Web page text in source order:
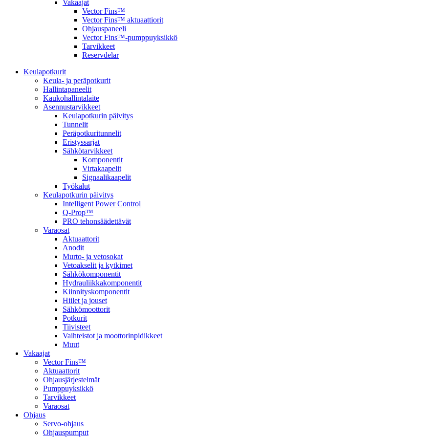
Vakaajat
Vector Fins™
Vector Fins™ aktuaattiorit
Ohjauspaneeli
Vector Fins™-pumppuyksikkö
Tarvikkeet
Reservdelar
Keulapotkurit
Keula- ja peräpotkurit
Hallintapaneelit
Kaukohallintalaite
Asennustarvikkeet
Keulapotkurin päivitys
Tunnelit
Peräpotkuritunnelit
Eristyssarjat
Sähkötarvikkeet
Komponentit
Virtakaapelit
Signaalikaapelit
Työkalut
Keulapotkurin päivitys
Intelligent Power Control
Q-Prop™
PRO tehonsäädettävät
Varaosat
Aktuaattorit
Anodit
Murto- ja vetosokat
Vetoakselit ja kytkimet
Sähkökomponentit
Hydrauliikkakomponentit
Kiinnityskomponentit
Hiilet ja jouset
Sähkömoottorit
Potkurit
Tiivisteet
Vaihteistot ja moottorinpidikkeet
Muut
Vakaajat
Vector Fins™
Aktuaattorit
Ohjausjärjestelmät
Pumppuyksikkö
Tarvikkeet
Varaosat
Ohjaus
Servo-ohjaus
Ohjauspumput